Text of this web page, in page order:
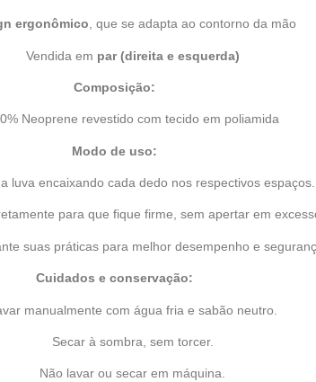
ergonômico , que se adapta ao contorno da mão
Vendida em par (direita e esquerda)
Composição:
Neoprene revestido com tecido em poliamida
Modo de uso:
luva encaixando cada dedo nos respectivos espaços.
para que fique firme, sem apertar em
suas práticas para melhor desempenho e
Cuidados e conservação:
manualmente com água fria e sabão neutro.
Secar à sombra, sem torcer.
Não lavar ou secar em máquina.